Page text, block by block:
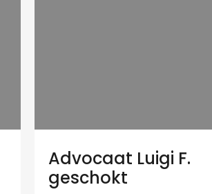
Advocaat Luigi F.
geschokt